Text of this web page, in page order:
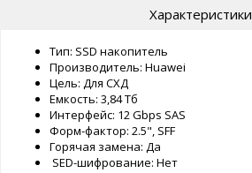
Характеристики
Тип: SSD накопитель
Производитель: Huawei
Цель: Для СХД
Емкость: 3,84 Тб
Интерфейс: 12 Gbps SAS
Форм-фактор: 2.5", SFF
Горячая замена: Да
SED-шифрование: Нет